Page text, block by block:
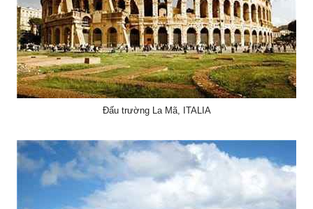
Đấu trường La Mã, ITALIA